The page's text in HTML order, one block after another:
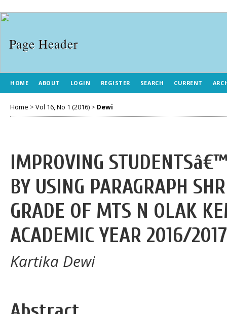
HOME ABOUT LOGIN REGISTER SEARCH CURRENT
Home > Vol 16, No 1 (2016) > Dewi
IMPROVING
BY USING PARAGRAPH
GRADE OF MTS N OLAK
ACADEMIC YEAR 2016/2017
Kartika Dewi